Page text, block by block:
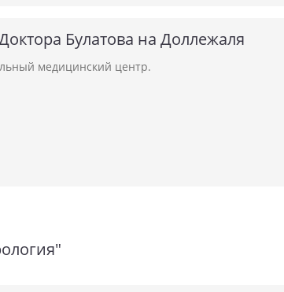
Булатова на Доллежаля
медицинский центр.